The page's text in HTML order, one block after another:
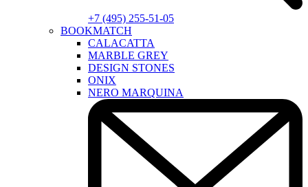
+7 (495) 255-51-05
BOOKMATCH
CALACATTA
MARBLE GREY
DESIGN STONES
ONIX
NERO MARQUINA